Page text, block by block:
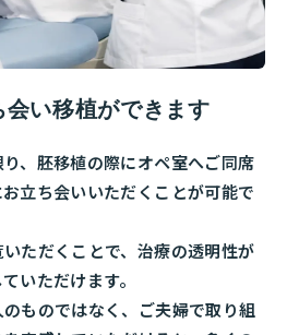
い移植ができます
、胚移植の際にオペ室へご同席
立ち会いいただくことが可能で
ただくことで、治療の透明性が
いただけます。
ものではなく、ご夫婦で取り組